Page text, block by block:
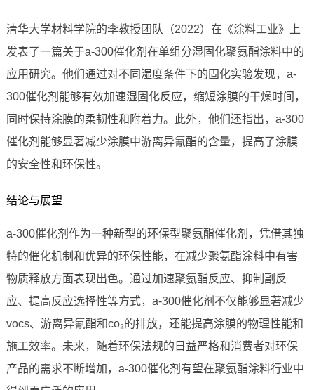
清华大学材料学院的李教授团队（2022）在《涂料工业》上
发表了一篇关于a-300催化剂在单组分湿固化聚氨酯涂料中的
应用研究。他们通过对不同湿度条件下的固化实验发现，a-
300催化剂能够有效加速湿固化反应，缩短涂膜的干燥时间，
同时保持涂膜的柔韧性和附着力。此外，他们还指出，a-300
催化剂能够显著减少涂膜中游离异氰酯的含量，提高了涂膜
的安全性和环保性。
结论与展望
a-300催化剂作为一种新型的环保型聚氨酯催化剂，凭借其独
特的催化机制和优异的环保性能，在减少聚氨酯涂料中有害
物质释放方面表现出色。通过加速聚氨酯反应、抑制副反
应、提高反应选择性等方式，a-300催化剂不仅能够显著减少
vocs、游离异氰酯和co₂的排放，还能提高涂膜的物理性能和
施工效率。未来，随着环保法规的日益严格和消费者对环保
产品的需求不断增加，a-300催化剂有望在聚氨酯涂料行业中